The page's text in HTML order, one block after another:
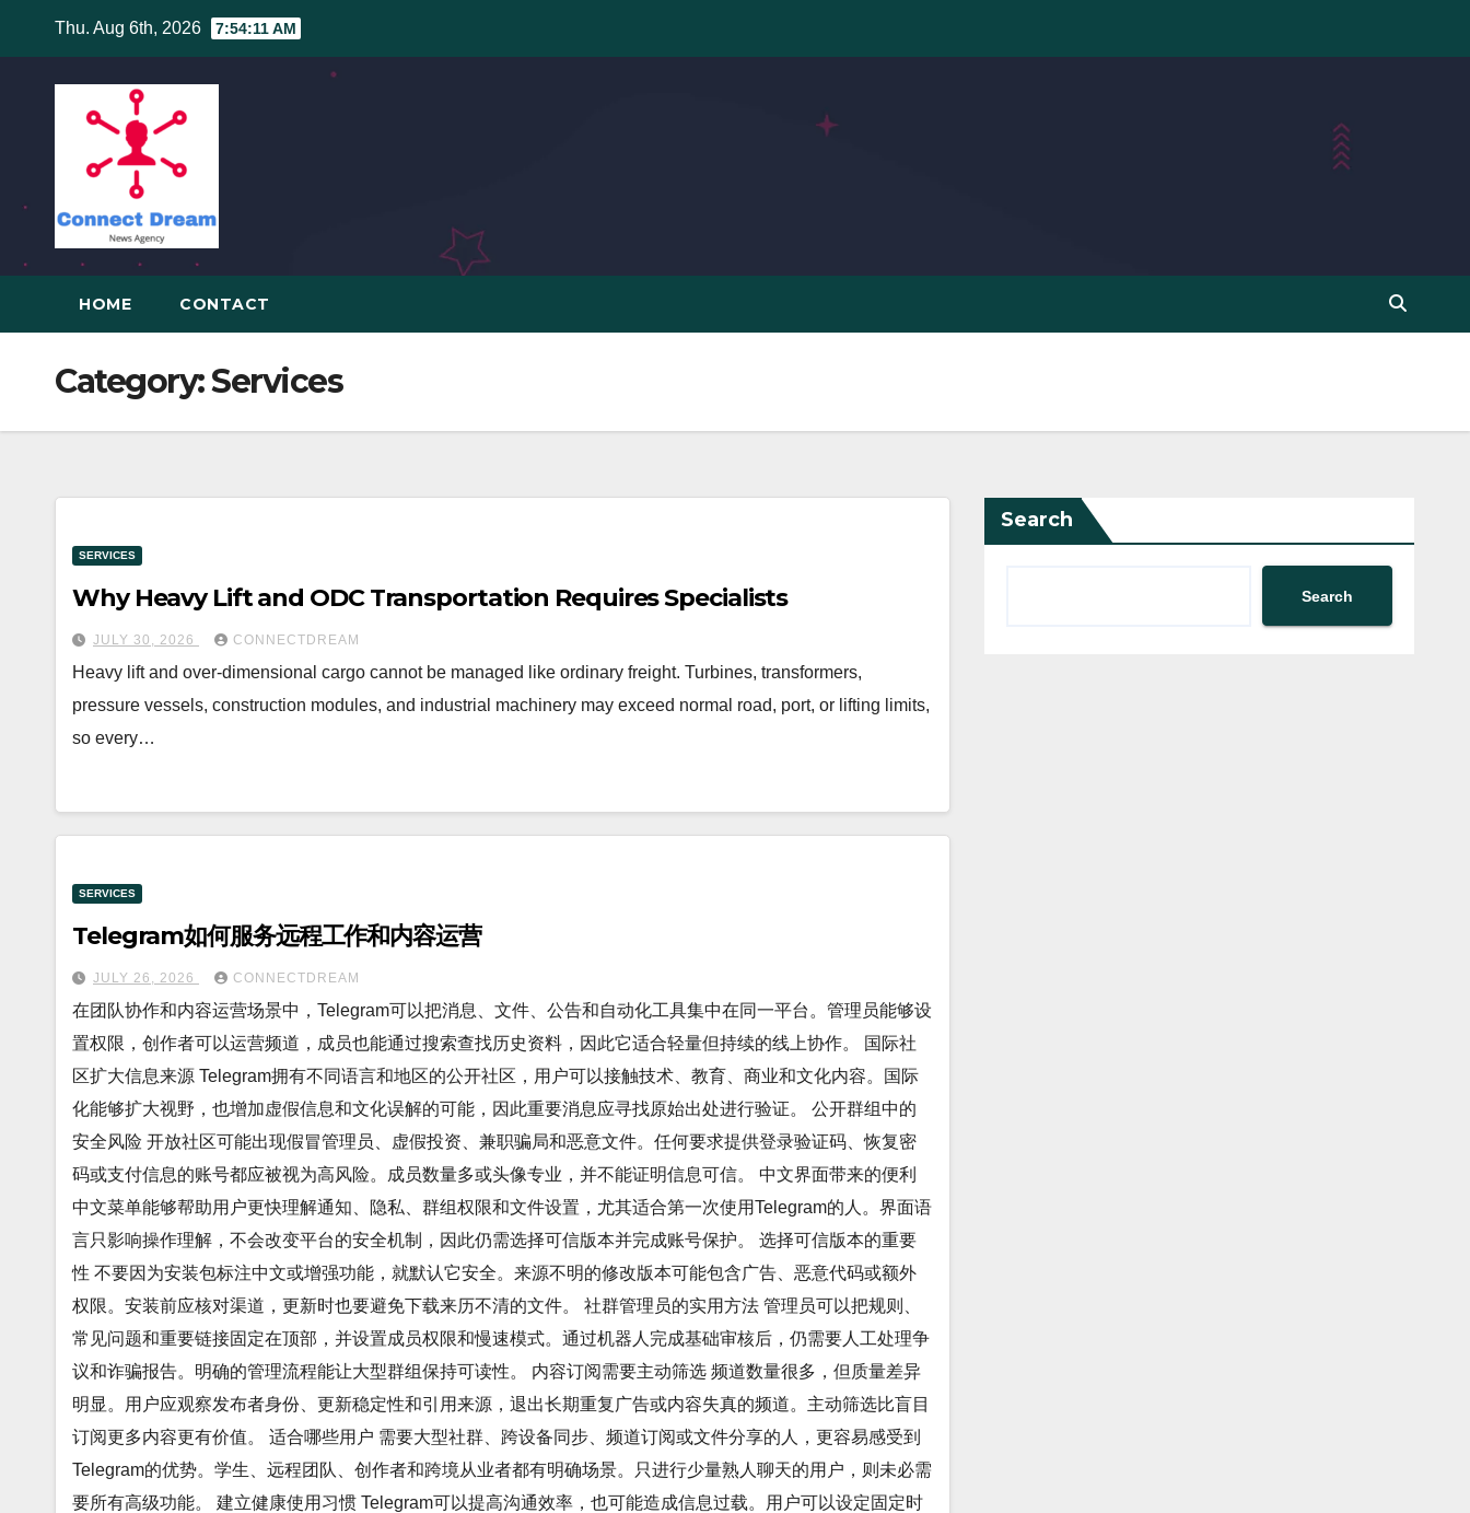
content
Thu. Aug 6th, 2026 7:54:12 AM
HOME CONTACT
Category:Services
SERVICES
Why Heavy Lift and ODC Transportation Requires Specialists
JULY 30, 2026 CONNECTDREAM
Heavy lift and over-dimensional cargo cannot be managed like ordinary freight. Turbines, transformers,
pressure vessels, construction modules, and industrial machinery may exceed normal road, port, or lifting limits,
so every…
SERVICES
Telegram如何服务远程工作和内容运营
JULY 26, 2026 CONNECTDREAM
在团队协作和内容运营场景中，Telegram可以把消息、文件、公告和自动化工具集中在同一平台。管理员能够设
置权限，创作者可以运营频道，成员也能通过搜索查找历史资料，因此它适合轻量但持续的线上协作。 国际社
区扩大信息来源 Telegram拥有不同语言和地区的公开社区，用户可以接触技术、教育、商业和文化内容。国际
化能够扩大视野，也增加虚假信息和文化误解的可能，因此重要消息应寻找原始出处进行验证。 公开群组中的
安全风险 开放社区可能出现假冒管理员、虚假投资、兼职骗局和恶意文件。任何要求提供登录验证码、恢复密
码或支付信息的账号都应被视为高风险。成员数量多或头像专业，并不能证明信息可信。 中文界面带来的便利
中文菜单能够帮助用户更快理解通知、隐私、群组权限和文件设置，尤其适合第一次使用Telegram的人。界面语
言只影响操作理解，不会改变平台的安全机制，因此仍需选择可信版本并完成账号保护。 选择可信版本的重要
性 不要因为安装包标注中文或增强功能，就默认它安全。来源不明的修改版本可能包含广告、恶意代码或额外
权限。安装前应核对渠道，更新时也要避免下载来历不清的文件。 社群管理员的实用方法 管理员可以把规则、
常见问题和重要链接固定在顶部，并设置成员权限和慢速模式。通过机器人完成基础审核后，仍需要人工处理争
议和诈骗报告。明确的管理流程能让大型群组保持可读性。 内容订阅需要主动筛选 频道数量很多，但质量差异
明显。用户应观察发布者身份、更新稳定性和引用来源，退出长期重复广告或内容失真的频道。主动筛选比盲目
订阅更多内容更有价值。 适合哪些用户 需要大型社群、跨设备同步、频道订阅或文件分享的人，更容易感受到
Telegram的优势。学生、远程团队、创作者和跨境从业者都有明确场景。只进行少量熟人聊天的用户，则未必需
要所有高级功能。 建立健康使用习惯 Telegram可以提高沟通效率，也可能造成信息过载。用户可以设定固定时
Search
Search